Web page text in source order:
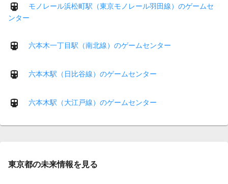
モノレール浜松町駅（東京モノレール羽田線）のゲームセ
ンター
六本木一丁目駅（南北線）のゲームセンター
六本木駅（日比谷線）のゲームセンター
六本木駅（大江戸線）のゲームセンター
東京都の未来情報を見る